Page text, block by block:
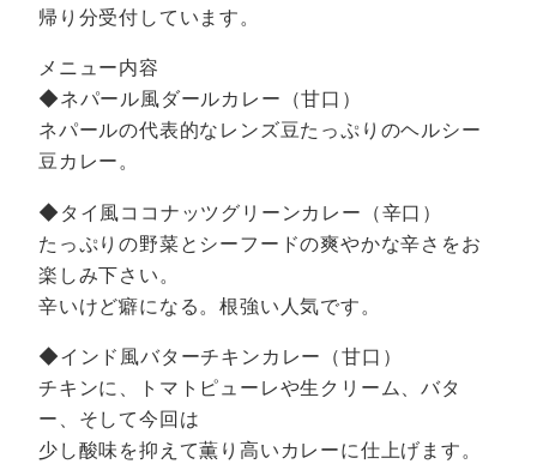
帰り分受付しています。
メニュー内容
◆ネパール風ダールカレー（甘口）
ネパールの代表的なレンズ豆たっぷりのヘルシー
豆カレー。
◆タイ風ココナッツグリーンカレー（辛口）
たっぷりの野菜とシーフードの爽やかな辛さをお
楽しみ下さい。
辛いけど癖になる。根強い人気です。
◆インド風バターチキンカレー（甘口）
チキンに、トマトピューレや生クリーム、バタ
ー、そして今回は
少し酸味を抑えて薫り高いカレーに仕上げます。